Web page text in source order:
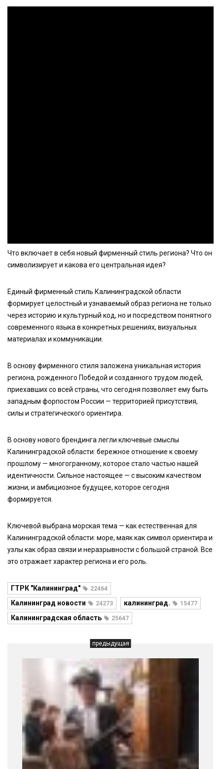
Что включает в себя новый фирменный стиль региона? Что он
символизирует и какова его центральная идея?
Единый фирменный стиль Калининградской области
формирует целостный и узнаваемый образ региона не только
через историю и культурный код, но и посредством понятного
современного языка в конкретных решениях, визуальных
материалах и коммуникации.
В основу фирменного стиля заложена уникальная история
региона, рожденного Победой и созданного трудом людей,
приехавших со всей страны, что сегодня позволяет ему быть
западным форпостом России — территорией присутствия,
силы и стратегического ориентира.
В основу нового брендинга легли ключевые смыслы
Калининградской области: бережное отношение к своему
прошлому — многогранному, которое стало частью нашей
идентичности. Сильное настоящее — с высоким качеством
жизни, и амбициозное будущее, которое сегодня
формируется.
Ключевой выбрана морская тема — как естественная для
Калининградской области: море, маяк как символ ориентира и
узлы как образ связи и неразрывности с большой страной. Все
это отражает характер региона и его роль.
ГТРК "Калининград" 22464
Калининград новости 24273 калининград. 15477
Калининградская область 25647
предыдущая